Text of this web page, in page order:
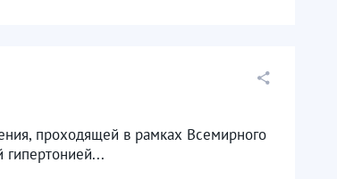
проходящей в рамках Всемирного
гипертонией...